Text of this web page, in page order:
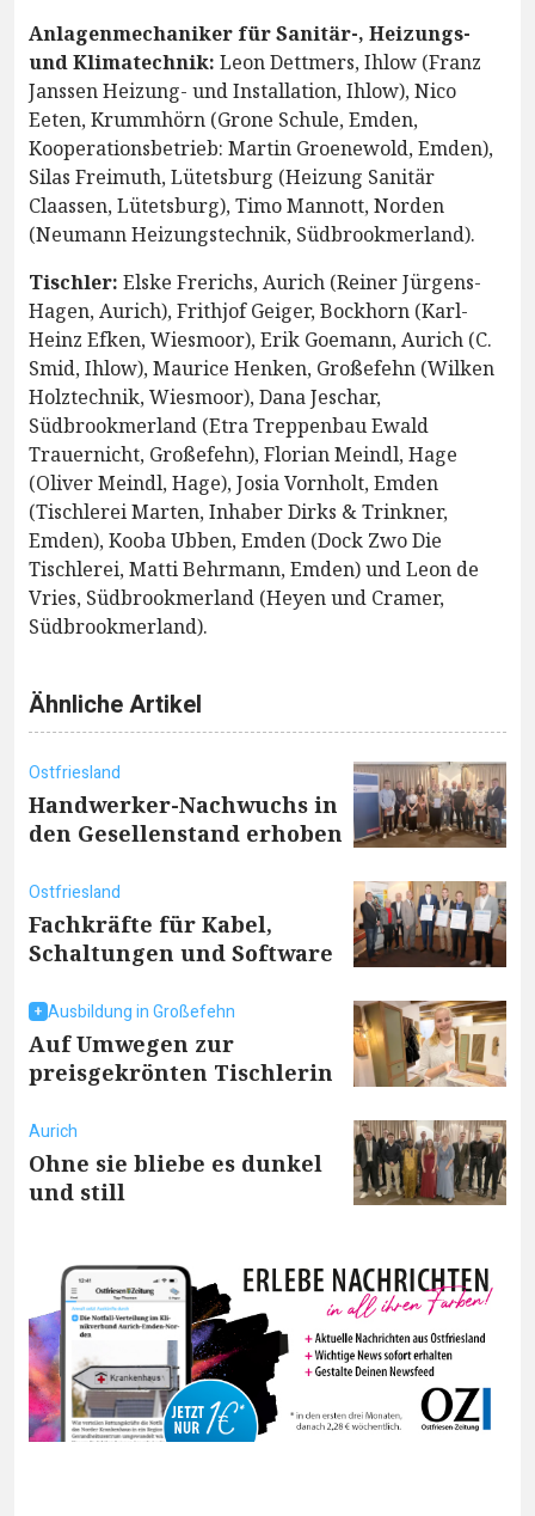
Anlagenmechaniker für Sanitär-, Heizungs-
und Klimatechnik: Leon Dettmers, Ihlow (Franz
Janssen Heizung- und Installation, Ihlow), Nico
Eeten, Krummhörn (Grone Schule, Emden,
Kooperationsbetrieb: Martin Groenewold, Emden),
Silas Freimuth, Lütetsburg (Heizung Sanitär
Claassen, Lütetsburg), Timo Mannott, Norden
(Neumann Heizungstechnik, Südbrookmerland).
Tischler: Elske Frerichs, Aurich (Reiner Jürgens-
Hagen, Aurich), Frithjof Geiger, Bockhorn (Karl-
Heinz Efken, Wiesmoor), Erik Goemann, Aurich (C.
Smid, Ihlow), Maurice Henken, Großefehn (Wilken
Holztechnik, Wiesmoor), Dana Jeschar,
Südbrookmerland (Etra Treppenbau Ewald
Trauernicht, Großefehn), Florian Meindl, Hage
(Oliver Meindl, Hage), Josia Vornholt, Emden
(Tischlerei Marten, Inhaber Dirks & Trinkner,
Emden), Kooba Ubben, Emden (Dock Zwo Die
Tischlerei, Matti Behrmann, Emden) und Leon de
Vries, Südbrookmerland (Heyen und Cramer,
Südbrookmerland).
Ähnliche Artikel
Ostfriesland
Handwerker-Nachwuchs in
den Gesellenstand erhoben
Ostfriesland
Fachkräfte für Kabel,
Schaltungen und Software
Ausbildung in Großefehn
Auf Umwegen zur
preisgekrönten Tischlerin
Aurich
Ohne sie bliebe es dunkel
und still